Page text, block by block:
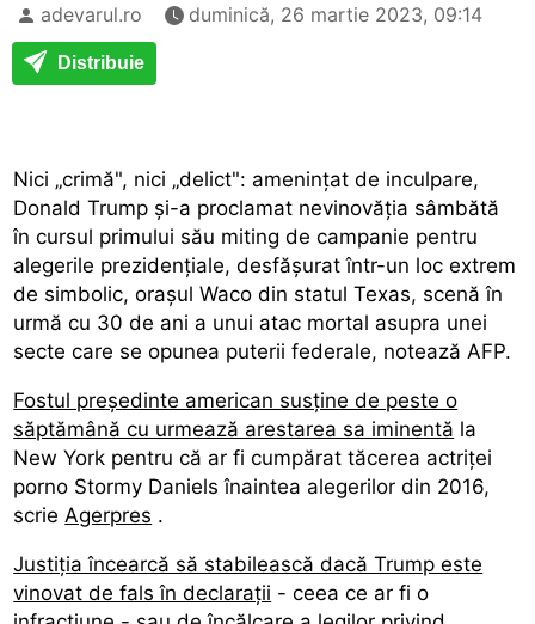
adevarul.ro duminică, 26 martie 2023, 09:14
Distribuie
Nici „crimă", nici „delict": ameninţat de inculpare,
Donald Trump şi-a proclamat nevinovăţia sâmbătă
în cursul primului său miting de campanie pentru
alegerile prezidenţiale, desfăşurat într-un loc extrem
de simbolic, oraşul Waco din statul Texas, scenă în
urmă cu 30 de ani a unui atac mortal asupra unei
secte care se opunea puterii federale, notează AFP.
Fostul preşedinte american susţine de peste o
săptămână cu urmează arestarea sa iminentă la
New York pentru că ar fi cumpărat tăcerea actriţei
porno Stormy Daniels înaintea alegerilor din 2016,
scrie Agerpres .
Justiţia încearcă să stabilească dacă Trump este
vinovat de fals în declaraţii - ceea ce ar fi o